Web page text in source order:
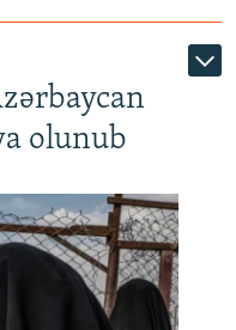
olunub